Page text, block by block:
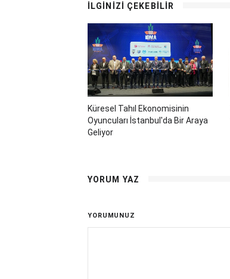
İLGİNİZİ ÇEKEBİLİR
Küresel Tahıl Ekonomisinin
Oyuncuları İstanbul'da Bir Araya
Geliyor
YORUM YAZ
YORUMUNUZ